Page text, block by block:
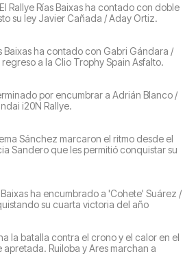
Rallye Rías Baixas ha contado con doble
su ley Javier Cañada / Aday Ortiz.
Baixas ha contado con Gabri Gándara /
a la Clio Trophy Spain Asfalto.
por encumbrar a Adrián Blanco /
i20N Rallye.
Sánchez marcaron el ritmo desde el
Sandero que les permitió conquistar su
Baixas ha encumbrado a 'Cohete' Suárez /
su cuarta victoria del año
la batalla contra el crono y el calor en el
apretada. Ruiloba y Ares marchan a